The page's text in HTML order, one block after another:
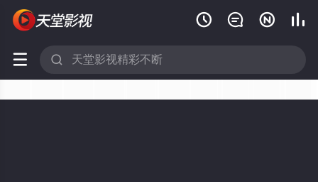
   
 